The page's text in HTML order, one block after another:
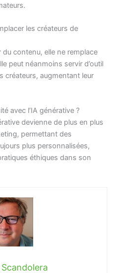
les créateurs de
du contenu, elle ne remplace
peut néanmoins servir d’outil
créateurs, augmentant leur
avec l’IA générative ?
devienne de plus en plus
permettant des
plus personnalisées,
éthiques dans son